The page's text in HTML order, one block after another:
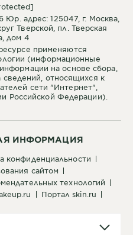
ИНФОРМАЦИЯ
конфиденциальности
сайтом
технологий
портал skin.ru
адрес: 125047, г. Москва,
Тверской, пл. Тверская
дом 4
применяются
(информационные
на основе сбора,
сведений, относящихся к
сети "Интернет",
Российской Федерации).